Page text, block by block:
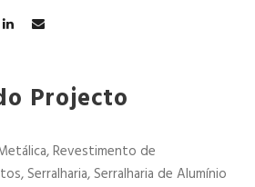
Projecto
,Revestimento de
,Serralharia,Serralharia de Alumínio